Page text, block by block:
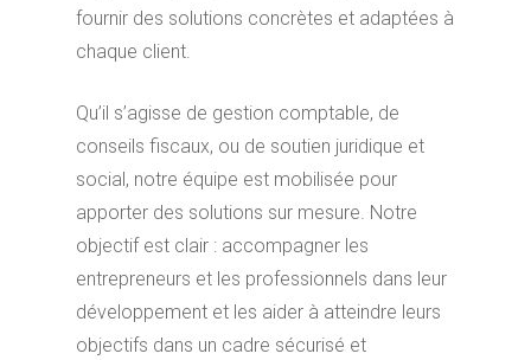
fournir des solutions concrètes et adaptées à
chaque client.
Qu’il s’agisse de gestion comptable, de
conseils fiscaux, ou de soutien juridique et
social, notre équipe est mobilisée pour
apporter des solutions sur mesure. Notre
objectif est clair : accompagner les
entrepreneurs et les professionnels dans leur
développement et les aider à atteindre leurs
objectifs dans un cadre sécurisé et